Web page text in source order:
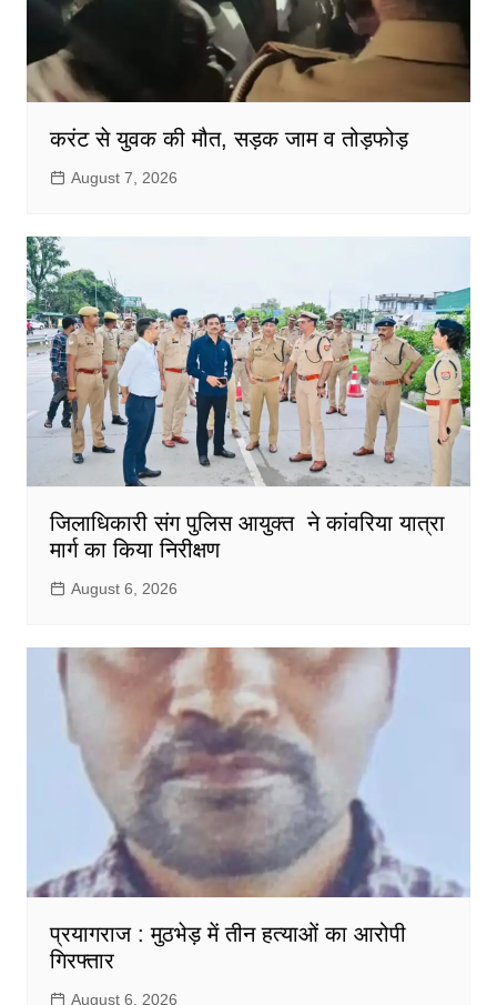
करंट से युवक की मौत, सड़क जाम व तोड़फोड़
August 7, 2026
जिलाधिकारी संग पुलिस आयुक्त ने कांवरिया यात्रा
मार्ग का किया निरीक्षण
August 6, 2026
प्रयागराज : मुठभेड़ में तीन हत्याओं का आरोपी
गिरफ्तार
August 6, 2026